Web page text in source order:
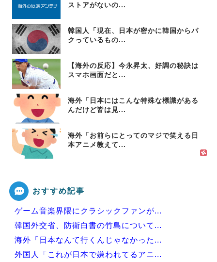
ストアがないの...
韓国人「現在、日本が密かに韓国からパ
クっているもの...
【海外の反応】今永昇太、好調の秘訣は
スマホ画面だと...
海外「日本にはこんな特殊な標識がある
んだけど皆は見...
海外「お前らにとってのマジで笑える日
本アニメ教えて...
おすすめ記事
ゲーム音楽界隈にクラシックファンが...
韓国外交省、防衛白書の竹島について...
海外「日本なんて行くんじゃなかった...
外国人「これが日本で嫌われてるアニ...